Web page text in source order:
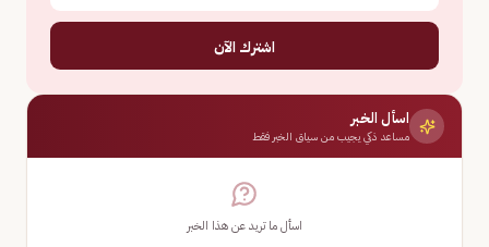
اشترك الآن
اسأل الخبر
مساعد ذكي يجيب من سياق الخبر فقط
اسأل ما تريد عن هذا الخبر